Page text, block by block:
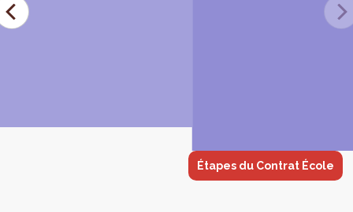
Étapes du Contrat École